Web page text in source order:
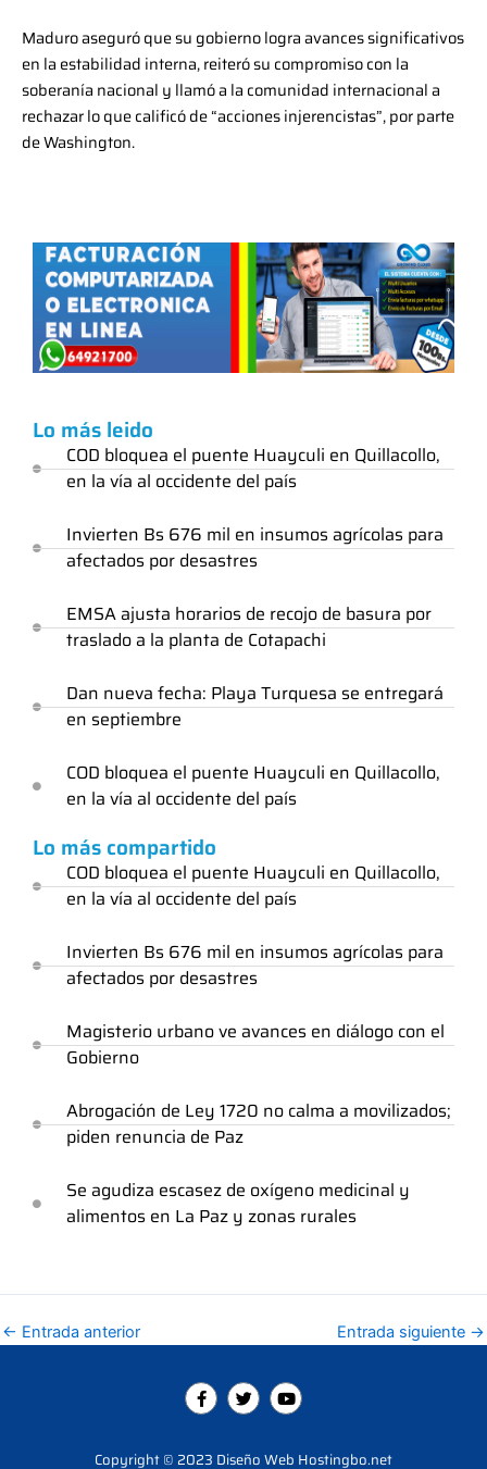
Maduro aseguró que su gobierno logra avances significativos
en la estabilidad interna, reiteró su compromiso con la
soberanía nacional y llamó a la comunidad internacional a
rechazar lo que calificó de “acciones injerencistas”, por parte
de Washington.
Lo más leido
COD bloquea el puente Huayculi en Quillacollo,
en la vía al occidente del país
Invierten Bs 676 mil en insumos agrícolas para
afectados por desastres
EMSA ajusta horarios de recojo de basura por
traslado a la planta de Cotapachi
Dan nueva fecha: Playa Turquesa se entregará
en septiembre
COD bloquea el puente Huayculi en Quillacollo,
en la vía al occidente del país
Lo más compartido
COD bloquea el puente Huayculi en Quillacollo,
en la vía al occidente del país
Invierten Bs 676 mil en insumos agrícolas para
afectados por desastres
Magisterio urbano ve avances en diálogo con el
Gobierno
Abrogación de Ley 1720 no calma a movilizados;
piden renuncia de Paz
Se agudiza escasez de oxígeno medicinal y
alimentos en La Paz y zonas rurales
← Entrada anterior Entrada siguiente →
F
a
b
T
w
t
Y
o
u
Copyright © 2023 Diseño Web Hostingbo.net